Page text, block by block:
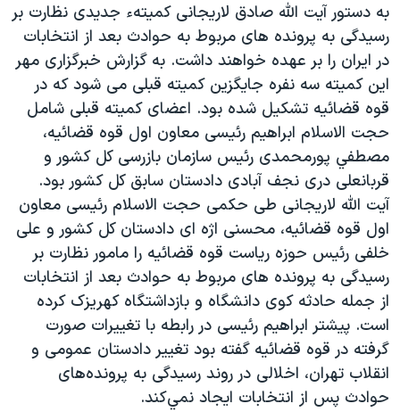
به دستور آيت الله صادق لاريجانی کميتهء جديدی نظارت بر
رسيدگی به پرونده های مربوط به حوادث بعد از انتخابات
در ايران را بر عهده خواهند داشت. به گزارش خبرگزاری مهر
اين کميته سه نفره جايگزين کميته قبلی می شود که در
قوه قضائيه تشکيل شده بود. اعضای کميته قبلی شامل
حجت الاسلام ابراهيم رئيسی معاون اول قوه قضائيه،
مصطفي پورمحمدی رئيس سازمان بازرسی کل کشور و
قربانعلی دری نجف آبادی دادستان سابق کل کشور بود.
آيت الله لاريجانی طی حکمی حجت الاسلام رئيسی معاون
اول قوه قضائيه، محسنی اژه ای دادستان کل کشور و علی
خلفی رئيس حوزه رياست قوه قضائيه را مامور نظارت بر
رسيدگی به پرونده های مربوط به حوادث بعد از انتخابات
از جمله حادثه کوی دانشگاه و بازداشتگاه کهريزک کرده
است. پيشتر ابراهيم رئيسی در رابطه با تغييرات صورت
گرفته در قوه قضائيه گفته بود تغيير دادستان عمومی و
انقلاب تهران، اخلالی در روند رسيدگی به پرونده‌های
حوادث پس از انتخابات ايجاد نمي‌کند.